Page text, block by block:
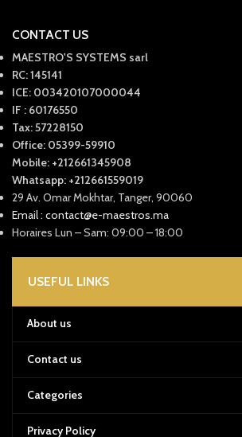
CONTACT US
MAESTRO'S SYSTEMS sarl
RC: 145141
ICE: 003420107000044
IF : 60176550
Tax: 57228150
Office: 05399-59910
Mobile: +212661345908
Whatsapp: +212661559019
29 Av. Omar Mokhtar, Tanger, 90060
Email : contact@e-maestros.ma
Horaires Lun – Sam: 09:00 – 18:00
USEFUL LINKS
About us
Contact us
Categories
Privacy Policy